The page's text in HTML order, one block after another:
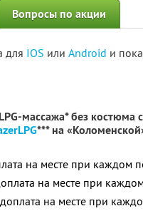
Вопросы по акции
для IOS или Android и
массажа* без костюма
*** на
на месте при каждом
на месте при
на месте при